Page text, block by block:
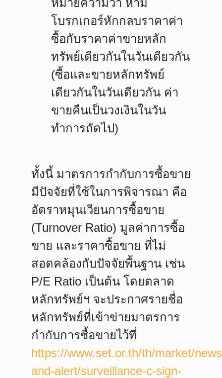
หมายความว่า ห้าม
โบรกเกอร์หักกลบราคาค่า
ซื้อกับราคาค่าขายหลัก
ทรัพย์เดียวกันในวันเดียวกัน
(ซื้อและขายหลักทรัพย์
เดียวกันในวันเดียวกัน ค่า
ขายคืนเป็นวงเงินในวัน
ทำการถัดไป)
ทั้งนี้ มาตรการกำกับการซื้อขาย
มีปัจจัยที่ใช้ในการพิจารณา คือ
อัตราหมุนเวียนการซื้อขาย
(Turnover Ratio) มูลค่าการซื้อ
ขาย และราคาซื้อขาย ที่ไม่
สอดคล้องกับปัจจัยพื้นฐาน เช่น
P/E Ratio เป็นต้น โดยตลาด
หลักทรัพย์ฯ จะประกาศรายชื่อ
หลักทรัพย์ที่เข้าข่ายมาตรการ
กำกับการซื้อขายไว้ที่
https://www.set.or.th/th/market/
and-alert/surveillance-c-sign-